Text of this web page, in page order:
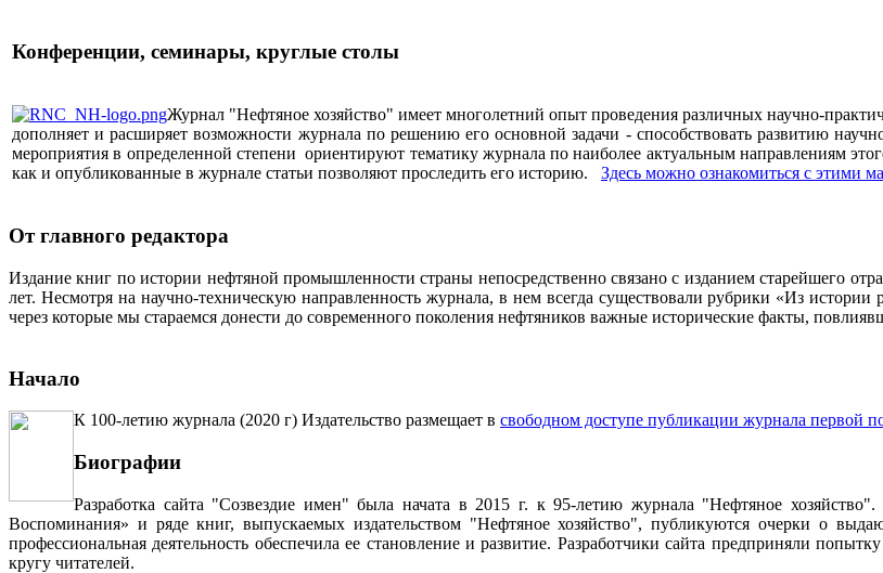
Конференции, семинары, круглые столы
Журнал "Нефтяное хозяйство" имеет многолетний опыт проведения различных научно-
дополняет и расширяет возможности журнала по решению его основной задачи - способствовать развитию
мероприятия в определенной степени ориентируют тематику журнала по наиболее актуальным направлениям
как и опубликованные в журнале статьи позволяют проследить его историю. Здесь можно ознакомиться с этими
От главного редактора
Издание книг по истории нефтяной промышленности страны непосредственно связано с изданием старейшего
лет. Несмотря на научно-техническую направленность журнала, в нем всегда существовали рубрики «Из
через которые мы стараемся донести до современного поколения нефтяников важные исторические факты,
Начало
К 100-летию журнала (2020 г) Издательство размещает в свободном доступе публикации журнала первой
Биографии
Разработка сайта "Созвездие имен" была начата в 2015 г. к 95-летию журнала "Нефтяное
Воспоминания» и ряде книг, выпускаемых издательством "Нефтяное хозяйство", публикуются очерки о
профессиональная деятельность обеспечила ее становление и развитие. Разработчики сайта предприняли
кругу читателей.